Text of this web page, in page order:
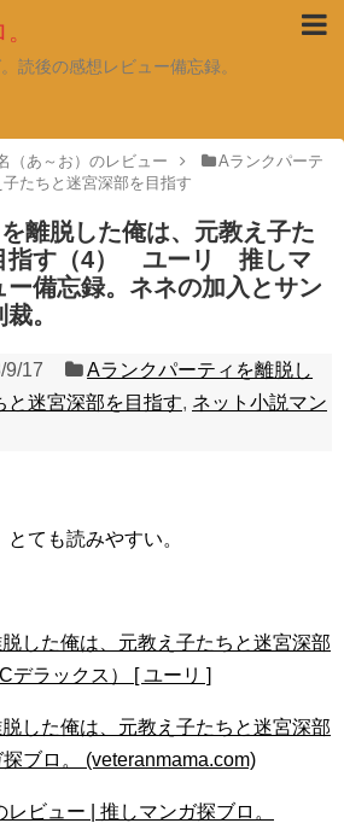
読後の感想レビュー備忘録。
（あ～お）のレビュー
Aランクパーテ
たちと迷宮深部を目指す
離脱した俺は、元教え子た
指す（4） ユーリ 推しマ
ー備忘録。ネネの加入とサン
。
9/17
Aランクパーティを離脱し
と迷宮深部を目指す, ネット小説マン
ても読みやすい。
した俺は、元教え子たちと迷宮深部
デラックス） [ ユーリ ]
した俺は、元教え子たちと迷宮深部
ブロ。 (veteranmama.com)
ビュー | 推しマンガ探ブロ。